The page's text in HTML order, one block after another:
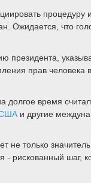
что
президента,
прав человека
долгое время
и другие
только
рискованный шаг,